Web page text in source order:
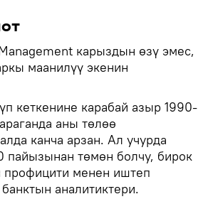
карыздын өзү эмес,
маанилүү экенин
кеткенине карабай азыр 1990-
аны төлөө
канча арзан. Ал учурда
төмөн болчу, бирок
менен иштеп
аналитиктери.